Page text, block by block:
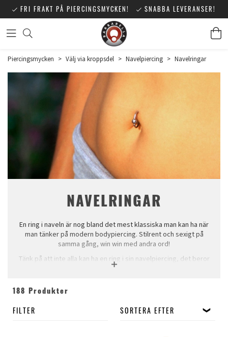
FRI FRAKT PÅ PIERCINGSMYCKEN! SNABBA LEVERANSER!
Piercingsmycken > Välj via kroppsdel > Navelpiercing > Navelringar
NAVELRINGAR
En ring i naveln är nog bland det mest klassiska man kan ha när
man tänker på modern bodypiercing. Stilrent och sexigt på
samma gång, win win med andra ord!
Tänk på att inte alla kan ha en ring i sin navelpiercing, det beror
helt på hur just du ser ut och hur din piercing är tagen, var noga
Attt en ring liggger i denna kategorin betyder inte att den
188 Produkter
FILTER SORTERA EFTER